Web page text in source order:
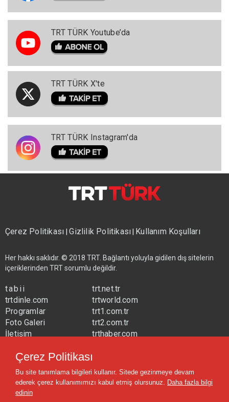
TRT TÜRK Youtube’da
TRT TÜRK X'te
TRT TÜRK Instagram'da
Çerez Politikası|Gizlilik Politikası| Kullanım Koşulları
Her hakkı saklıdır. © 2018 TRT. Bağlantı yoluyla gidilen dış sitelerin
içeriklerinden TRT sorumlu değildir.
tabii
trtdinle.com
Programlar
Foto Galeri
İletişim
trt.net.tr
trtworld.com
trt1.com.tr
trt2.com.tr
trthaber.com
trtavaz.com.tr
trtmuzik.net.tr
trtcocuk.net.tr
Çerez Politikası
Bu site tanımlama bilgileri kullanır. Sitede gezinmeye devam
ederek çerez kullanımımızı kabul etmiş olursunuz. Daha fazla bilgi
edinin